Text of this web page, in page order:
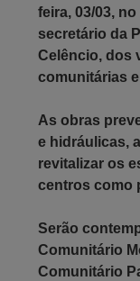
feira, 03/03,
secretário da
Celêncio, dos
comunitárias
As obras
e hidráulicas,
revitalizar os
centros como
Serão
Comunitário
Comunitário